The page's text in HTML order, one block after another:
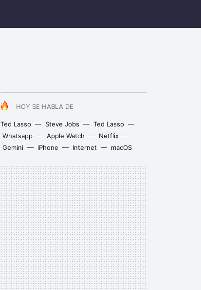
HOY SE HABLA DE
Ted Lasso Steve Jobs
Ted Lasso
Whatsapp
Apple Watch
Netflix
Gemini
iPhone Internet macOS